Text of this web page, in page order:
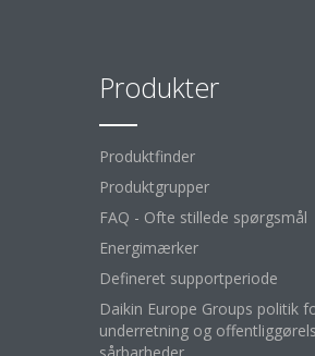
Produkter
Produktfinder
Produktgrupper
FAQ - Ofte stillede spørgsmål
Energimærker
Defineret supportperiode
Daikin Europe Groups politik
underretning og